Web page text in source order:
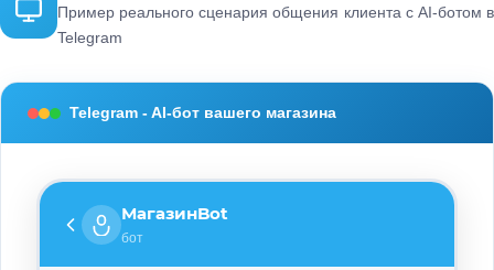
Пример реального сценария общения клиента с AI-ботом в
Telegram
Telegram - AI-бот вашего магазина
МагазинBot
бот